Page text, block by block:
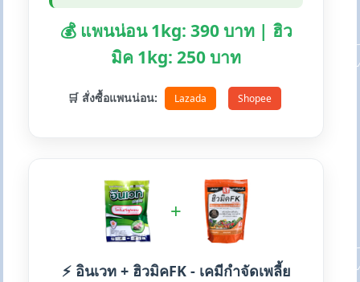
💰 แพนน่อน 1kg: 390 บาท | ฮิว
มิค 1kg: 250 บาท
🛒 สั่งซื้อแพนน่อน: Lazada Shopee
+
⚡ อินเวท + ฮิวมิคFK - เคมีกำจัดเพลี้ย